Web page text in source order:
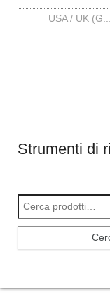
USA / UK
Strumenti di